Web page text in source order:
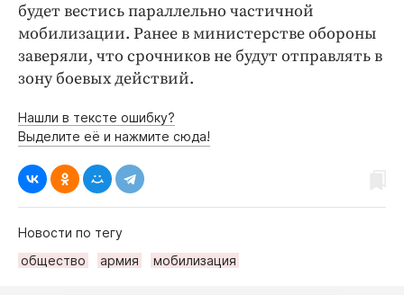
будет вестись параллельно частичной
мобилизации. Ранее в министерстве обороны
заверяли, что срочников не будут отправлять в
зону боевых действий.
Нашли в тексте ошибку?
Выделите её и нажмите сюда!
Новости по тегу
общество
армия мобилизация